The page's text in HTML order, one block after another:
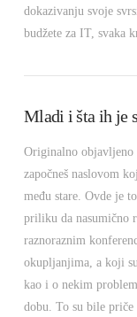
dokazivanju svoje
budžete za IT, svaka
Mladi i šta ih je
Originalno objavljeno
započneš naslovom
među stare. Ovde je
priliku da nasumično
raznoraznim
okupljanjima, a koji
kao i o nekim
dobu. To su bile